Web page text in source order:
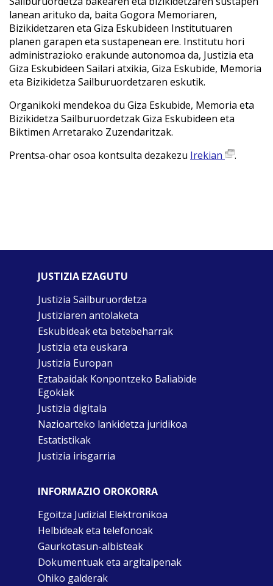
lanean arituko da, baita Gogora Memoriaren,
Bizikidetzaren eta Giza Eskubideen Institutuaren
planen garapen eta sustapenean ere. Institutu hori
administrazioko erakunde autonomoa da, Justizia eta
Giza Eskubideen Sailari atxikia, Giza Eskubide, Memoria
eta Bizikidetza Sailburuordetzaren eskutik.
Organikoki mendekoa du Giza Eskubide, Memoria eta
Bizikidetza Sailburuordetzak Giza Eskubideen eta
Biktimen Arretarako Zuzendaritzak.
Prentsa-ohar osoa kontsulta dezakezu Irekian .
JUSTIZIA EZAGUTU
Justizia Sailburuordetza
Justiziaren antolaketa
Eskubideak eta betebeharrak
Justizia eta euskara
Justizia Europan
Eztabaidak Konpontzeko Baliabide
Egokiak
Justizia digitala
Nazioarteko lankidetza juridikoa
Estatistikak
Justizia irisgarria
INFORMAZIO OROKORRA
Egoitza Judizial Elektronikoa
Helbideak eta telefonoak
Gaurkotasun-albisteak
Dokumentuak eta argitalpenak
Ohiko galderak